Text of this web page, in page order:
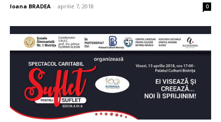
Ioana BRADEA - aprilie 7, 2018 0